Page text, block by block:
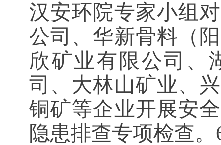
汉安环院专家小组
公司、华新骨料（
欣矿业有限公司、
司、大林山矿业、
铜矿等企业开展安
隐患排查专项检查